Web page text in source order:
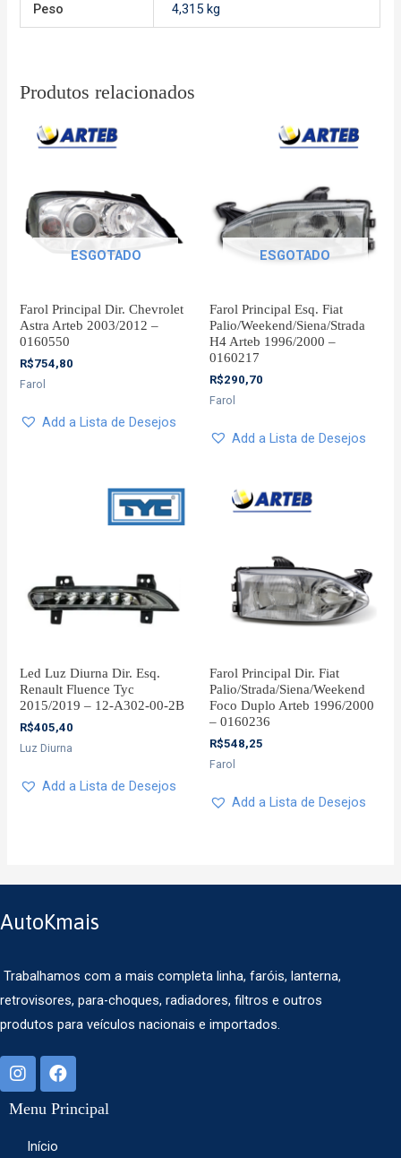
Peso 4,315 kg
Produtos relacionados
ESGOTADO
Farol Principal Dir. Chevrolet
Astra Arteb 2003/2012 –
0160550
R$754,80
Farol
Add a Lista de Desejos
ESGOTADO
Farol Principal Esq. Fiat
Palio/Weekend/Siena/Strada
H4 Arteb 1996/2000 –
0160217
R$290,70
Farol
Add a Lista de Desejos
Led Luz Diurna Dir. Esq.
Renault Fluence Tyc
2015/2019 – 12-A302-00-2B
R$405,40
Luz Diurna
Add a Lista de Desejos
Farol Principal Dir. Fiat
Palio/Strada/Siena/Weekend
Foco Duplo Arteb 1996/2000
– 0160236
R$548,25
Farol
Add a Lista de Desejos
AutoKmais
Trabalhamos com a mais completa linha, faróis, lanterna,
retrovisores, para-choques, radiadores, filtros e outros
produtos para veículos nacionais e importados.
Menu Principal
Início